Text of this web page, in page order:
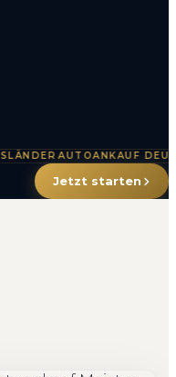
·AUTOANKAUF
Jetzt starten